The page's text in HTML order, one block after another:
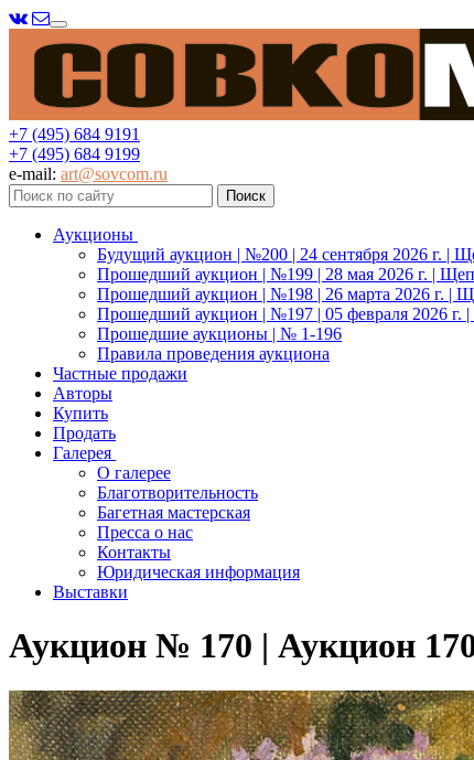
Меню
+7 (495) 684 9191
+7 (495) 684 9199
e-mail: art@sovcom.ru
Аукционы
Будущий аукцион | №200 | 24 сентября 2026 г. |
Прошедший аукцион | №199 | 28 мая 2026 г. |
Прошедший аукцион | №198 | 26 марта 2026 г. |
Прошедший аукцион | №197 | 05 февраля 2026 г.
Прошедшие аукционы | № 1-196
Правила проведения аукциона
Частные продажи
Авторы
Купить
Продать
Галерея
О галерее
Благотворительность
Багетная мастерская
Пресса о нас
Контакты
Юридическая информация
Выставки
Аукцион № 170 | Аукцион